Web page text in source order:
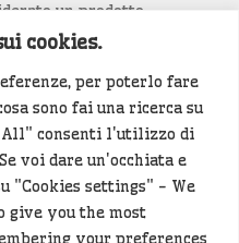
cookies.
per poterlo fare
sono fai una ricerca su
All" consenti l'utilizzo di
voi dare un'occhiata e
"Cookies settings" - We
give you the most
your preferences
un prodotto
e diritti
di tua proprietà e vuoi
(<- clicca per inviarci un
bozza rielaborando, con